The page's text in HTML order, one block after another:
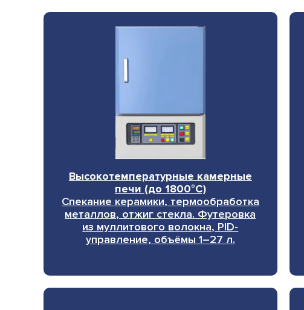
Высокотемпературные камерные
печи (до 1800°C)
Спекание керамики, термообработка
металлов, отжиг стекла. Футеровка
из муллитового волокна, PID-
управление, объёмы 1–27 л.